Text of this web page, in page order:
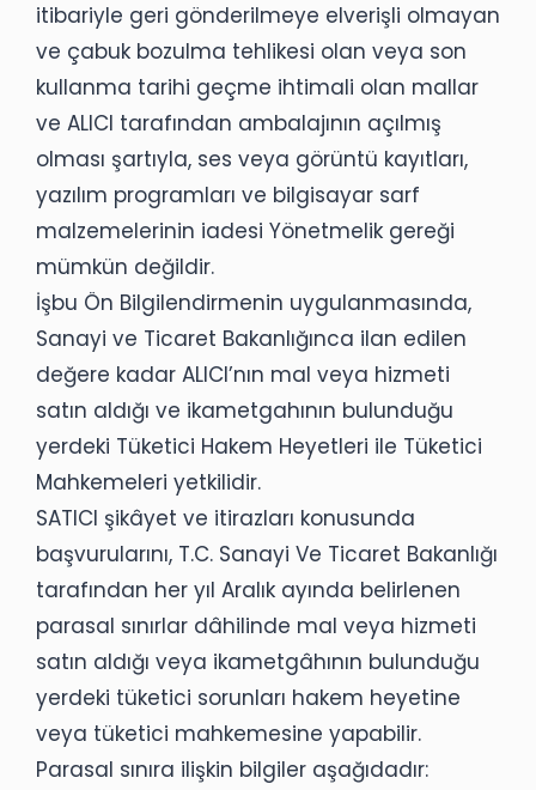
itibariyle geri gönderilmeye elverişli olmayan
ve çabuk bozulma tehlikesi olan veya son
kullanma tarihi geçme ihtimali olan mallar
ve ALICI tarafından ambalajının açılmış
olması şartıyla, ses veya görüntü kayıtları,
yazılım programları ve bilgisayar sarf
malzemelerinin iadesi Yönetmelik gereği
mümkün değildir.
İşbu Ön Bilgilendirmenin uygulanmasında,
Sanayi ve Ticaret Bakanlığınca ilan edilen
değere kadar ALICI’nın mal veya hizmeti
satın aldığı ve ikametgahının bulunduğu
yerdeki Tüketici Hakem Heyetleri ile Tüketici
Mahkemeleri yetkilidir.
SATICI şikâyet ve itirazları konusunda
başvurularını, T.C. Sanayi Ve Ticaret Bakanlığı
tarafından her yıl Aralık ayında belirlenen
parasal sınırlar dâhilinde mal veya hizmeti
satın aldığı veya ikametgâhının bulunduğu
yerdeki tüketici sorunları hakem heyetine
veya tüketici mahkemesine yapabilir.
Parasal sınıra ilişkin bilgiler aşağıdadır: